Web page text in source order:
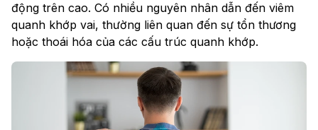
động trên cao. Có nhiều nguyên nhân dẫn đến viêm
quanh khớp vai, thường liên quan đến sự tổn thương
hoặc thoái hóa của các cấu trúc quanh khớp.